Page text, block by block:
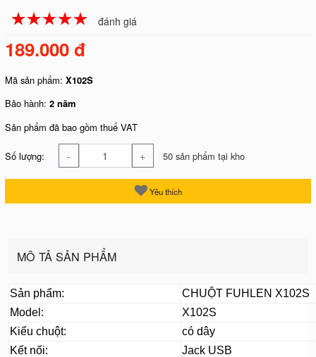
☆☆☆☆☆
★★★★★ đánh giá
189.000 đ
Mã sản phẩm:X102S
Bảo hành:2 năm
Sản phẩm đã bao gồm thuế VAT
Số lượng: - + 50 sản phẩm tại kho
Yêu thích
MÔ TẢ SẢN PHẨM
Sản phẩm:
CHUỘT FUHLEN X102S
Model:
X102S
Kiểu chuột:
có dây
Kết nối:
Jack USB